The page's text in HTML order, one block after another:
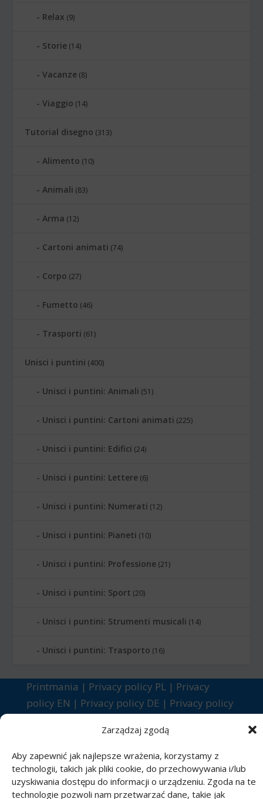
Zarządzaj zgodą
Aby zapewnić jak najlepsze wrażenia, korzystamy z
technologii, takich jak pliki cookie, do przechowywania i/lub
uzyskiwania dostępu do informacji o urządzeniu. Zgoda na te
technologie pozwoli nam przetwarzać dane, takie jak
Relax (9)
Storie (14)
Vacanze (8)
Viaggio (14)
Tutorial disegno (313)
Alimento (10)
Animali (83)
Arma (12)
Cartoni animati (74)
Corpo (27)
Fumetto (46)
Trasporti (61)
Unisci i puntini (400)
Unisci i puntini: Animali (51)
Unisci i puntini: Cartoni animati (225)
Unisci i puntini: Edifici (24)
Unisci i puntini: Lettere (6)
Unisci i puntini: Numerati (12)
Unisci i puntini: Pianeti (10)
Unisci i puntini: Professione (21)
Unisci i puntini: Sport (20)
Unisci i puntini: Strumenti musicali (14)
Unisci i puntini: Trasporto (16)
Printmania | Privacy policy PL| Privacy
policy EN | Privacy policy DE | Privacy policy